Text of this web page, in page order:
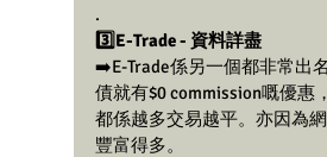
.
3️⃣E-Trade - 資料詳盡
➡️E-Trade係另一個都非常出
債就有$0 commission嘅優
都係越多交易越平。亦因為
豐富得多。